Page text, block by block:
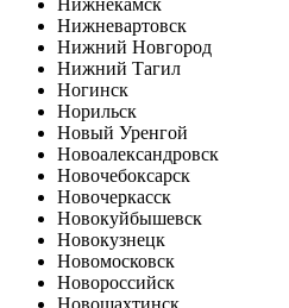
Нижнекамск
Нижневартовск
Нижний Новгород
Нижний Тагил
Ногинск
Норильск
Новый Уренгой
Новоалександровск
Новочебоксарск
Новочеркасск
Новокуйбышевск
Новокузнецк
Новомосковск
Новороссийск
Новошахтинск